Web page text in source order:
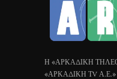
Η «ΑΡΚΑΔΙΚΗ
«ΑΡΚΑΔΙΚΗ ΤV Α.Ε.»